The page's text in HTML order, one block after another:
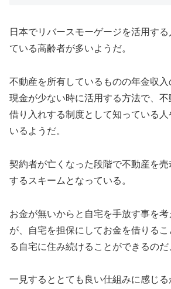
日本でリバースモーゲージを活用す
ている高齢者が多いようだ。
不動産を所有しているものの年金収入
現金が少ない時に活用する方法で、
借り入れする制度として知っている
いるようだ。
契約者が亡くなった段階で不動産を
するスキームとなっている。
お金が無いからと自宅を手放す事を
が、自宅を担保にしてお金を借りる
る自宅に住み続けることができるのだ
一見するととても良い仕組みに感じ